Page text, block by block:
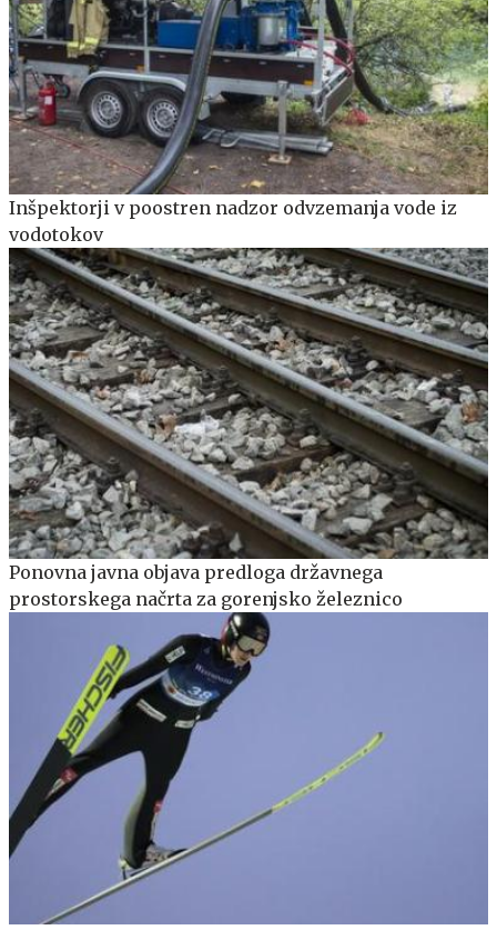
Inšpektorji v poostren nadzor odvzemanja vode iz
vodotokov
Ponovna javna objava predloga državnega
prostorskega načrta za gorenjsko železnico